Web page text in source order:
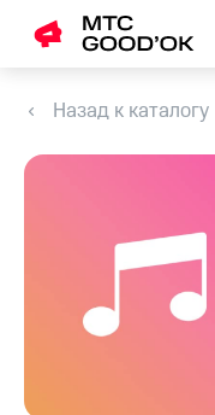
Назад к каталогу